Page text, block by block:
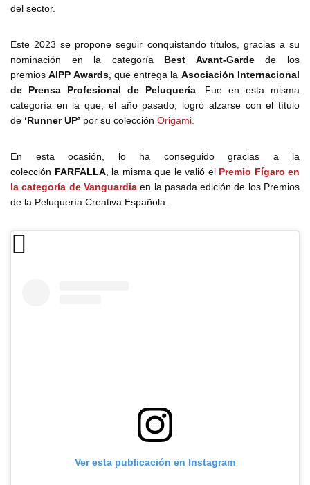
del sector.
Este 2023 se propone seguir conquistando títulos, gracias a su
nominación en la categoría
Best Avant-Gardede los
premiosAIPP Awards, que entrega la Asociación Internacional
de Prensa Profesional de Peluquería. Fue en esta misma
categoría en la que, el año pasado, logró alzarse con el título
de ‘Runner UP’ por su colección Origami.
En esta ocasión, lo ha conseguido gracias a la
colección FARFALLA, la misma que le valió el Premio Fígaro en
la categoría de Vanguardiaen la pasada edición de los Premios
de la Peluquería Creativa Española.
Ver esta publicación en Instagram